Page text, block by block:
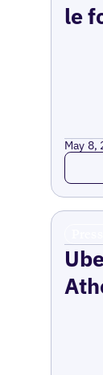
le
May 8,
Read